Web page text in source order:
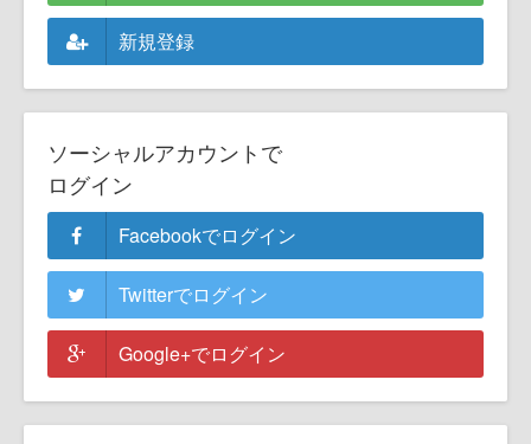
新規登録
ソーシャルアカウントで
ログイン
Facebookでログイン
Twitterでログイン
Google+でログイン